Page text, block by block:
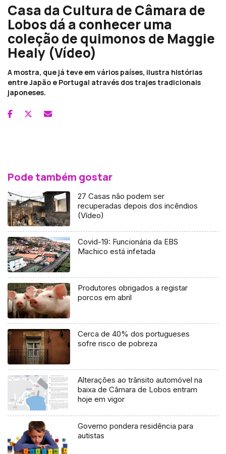
Casa da Cultura de Câmara de
Lobos dá a conhecer uma
coleção de quimonos de Maggie
Healy (Vídeo)
A mostra, que já teve em vários países, ilustra histórias
entre Japão e Portugal através dos trajes tradicionais
japoneses.
Pode também gostar
27 Casas não podem ser
recuperadas depois dos incêndios
(Vídeo)
Covid-19: Funcionária da EBS
Machico está infetada
Produtores obrigados a registar
porcos em abril
Cerca de 40% dos portugueses
sofre risco de pobreza
Alterações ao trânsito automóvel na
baixa de Câmara de Lobos entram
hoje em vigor
Governo pondera residência para
autistas